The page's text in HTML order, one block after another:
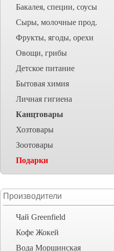
Бакалея, специи, соусы
Сыры, молочные прод.
Фрукты, ягоды, орехи
Овощи, грибы
Детское питание
Бытовая химия
Личная гигиена
Канцтовары
Хозтовары
Зоотовары
Подарки
Производители
Чай Greenfield
Кофе Жокей
Вода Моршинская